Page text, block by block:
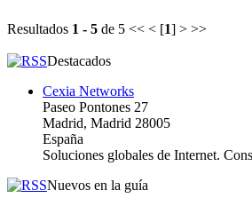
Resultados 1 - 5 de 5 << < [1] > >>
Destacados
Cexia Networks
Paseo Pontones 27
Madrid, Madrid 28005
España
Soluciones globales de Internet.
Nuevos en la guía